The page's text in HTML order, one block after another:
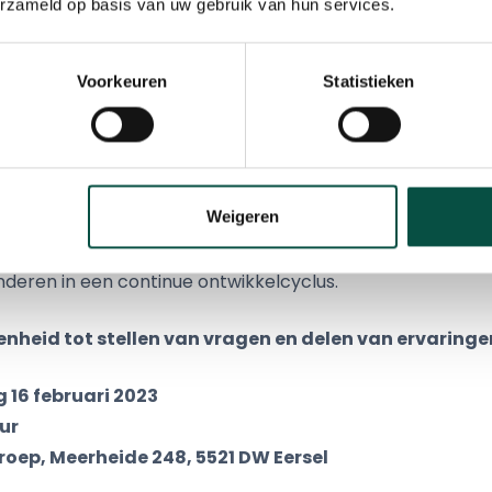
op basis van uw gebruik van hun services.
Voorkeuren Statistieken
Weigeren
Stefan Wouters met Learned en de weg er naar toe.
Wouters Groep
deelt zijn ervaring over de
continue
Learned: software ondersteuning voor een HR
directeur van Learned geeft een presentatie over het
door de traditionele
in een continue ontwikkelcyclus.
tot stellen van vragen en delen van
februari 2023
Meerheide 248, 5521 DW Eersel